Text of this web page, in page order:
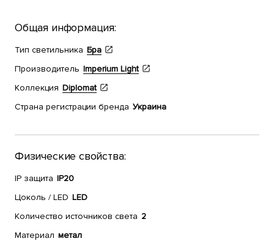
Общая информация:
Тип светильника Бра
Производитель Imperium Light
Коллекция Diplomat
Страна регистрации бренда Украина
Физические свойства:
IP защита IP20
Цоколь / LED LED
Количество источников света 2
Материал метал